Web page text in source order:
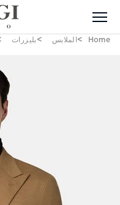
Home الملابس بليزرات